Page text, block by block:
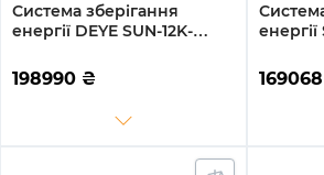
Система зберігання
енергії DEYE SUN-12K-
12kW 15.36kWh 3BAT
LiFePO4 6500 циклів
198990 ₴
енергії
3BAT
(SV-
169068